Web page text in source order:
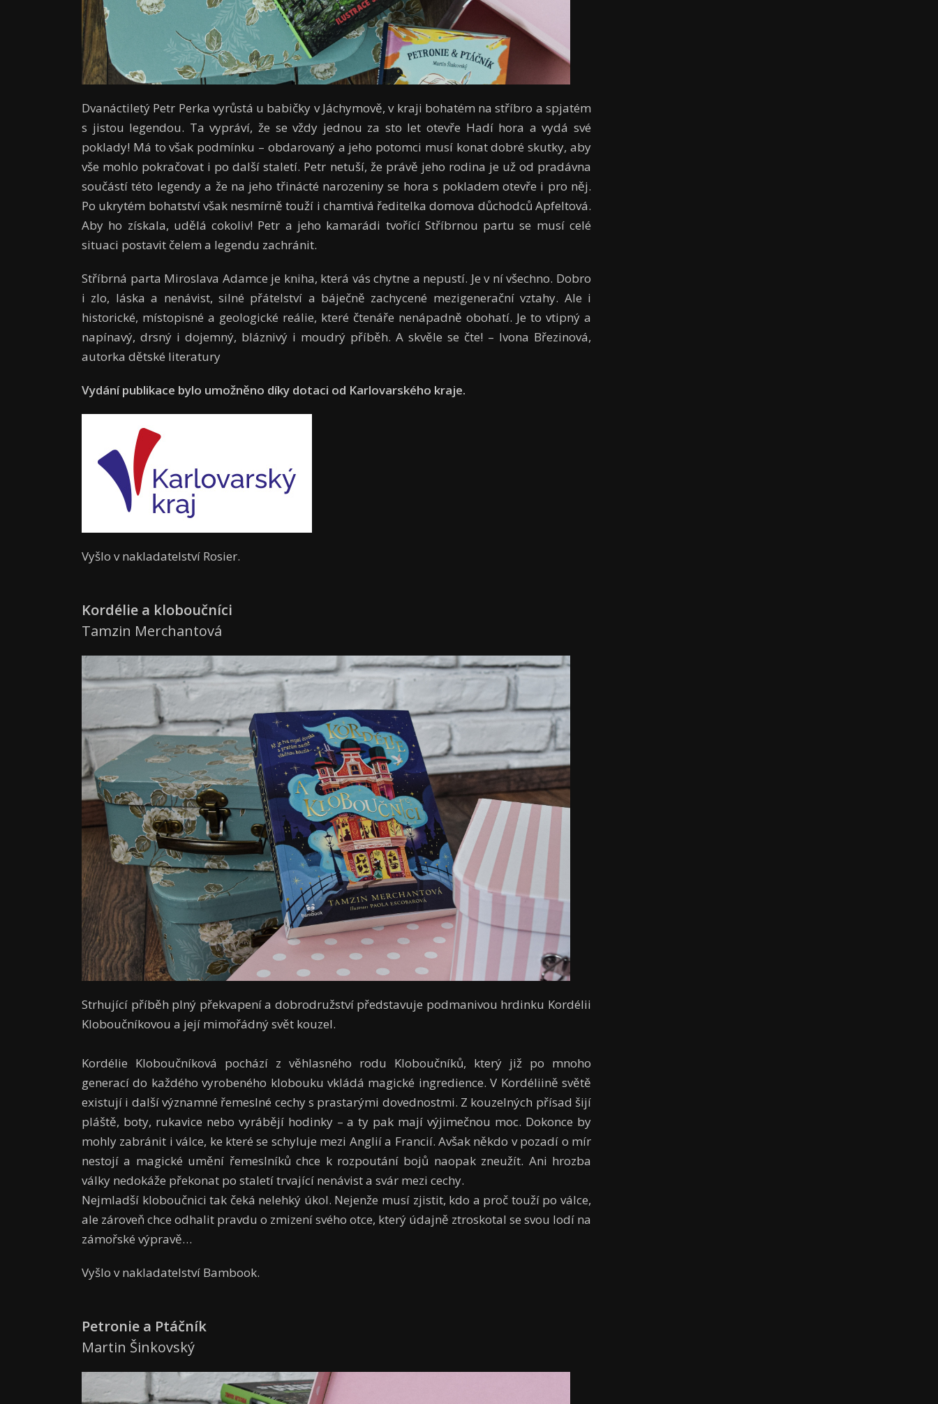
Dvanáctiletý Petr Perka vyrůstá u babičky v Jáchymově, v kraji bohatém na stříbro a spjatém
s jistou legendou. Ta vypráví, že se vždy jednou za sto let otevře Hadí hora a vydá své
poklady! Má to však podmínku – obdarovaný a jeho potomci musí konat dobré skutky, aby
vše mohlo pokračovat i po další staletí. Petr netuší, že právě jeho rodina je už od pradávna
součástí této legendy a že na jeho třinácté narozeniny se hora s pokladem otevře i pro něj.
Po ukrytém bohatství však nesmírně touží i chamtivá ředitelka domova důchodců Apfeltová.
Aby ho získala, udělá cokoliv! Petr a jeho kamarádi tvořící Stříbrnou partu se musí celé
situaci postavit čelem a legendu zachránit.
Stříbrná parta Miroslava Adamce je kniha, která vás chytne a nepustí. Je v ní všechno. Dobro
i zlo, láska a nenávist, silné přátelství a báječně zachycené mezigenerační vztahy. Ale i
historické, místopisné a geologické reálie, které čtenáře nenápadně obohatí. Je to vtipný a
napínavý, drsný i dojemný, bláznivý i moudrý příběh. A skvěle se čte! – Ivona Březinová,
autorka dětské literatury
Vydání publikace bylo umožněno díky dotaci od Karlovarského kraje.
Vyšlo v nakladatelství Rosier.
Kordélie a kloboučníci
Tamzin Merchantová
Strhující příběh plný překvapení a dobrodružství představuje podmanivou hrdinku Kordélii
Kloboučníkovou a její mimořádný svět kouzel.
Kordélie Kloboučníková pochází z věhlasného rodu Kloboučníků, který již po mnoho
generací do každého vyrobeného klobouku vkládá magické ingredience. V Kordéliině světě
existují i další významné řemeslné cechy s prastarými dovednostmi. Z kouzelných přísad šijí
pláště, boty, rukavice nebo vyrábějí hodinky – a ty pak mají výjimečnou moc. Dokonce by
mohly zabránit i válce, ke které se schyluje mezi Anglií a Francií. Avšak někdo v pozadí o mír
nestojí a magické umění řemeslníků chce k rozpoutání bojů naopak zneužít. Ani hrozba
války nedokáže překonat po staletí trvající nenávist a svár mezi cechy.
Nejmladší kloboučnici tak čeká nelehký úkol. Nejenže musí zjistit, kdo a proč touží po válce,
ale zároveň chce odhalit pravdu o zmizení svého otce, který údajně ztroskotal se svou lodí na
zámořské výpravě…
Vyšlo v nakladatelství Bambook.
Petronie a Ptáčník
Martin Šinkovský